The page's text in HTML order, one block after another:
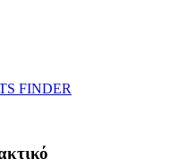
FINDER